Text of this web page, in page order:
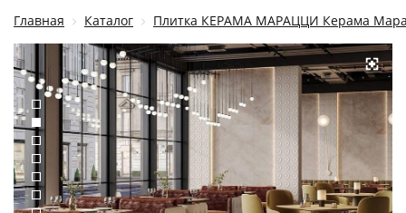
Главная Каталог Плитка КЕРАМА МАРАЦЦИ Керама